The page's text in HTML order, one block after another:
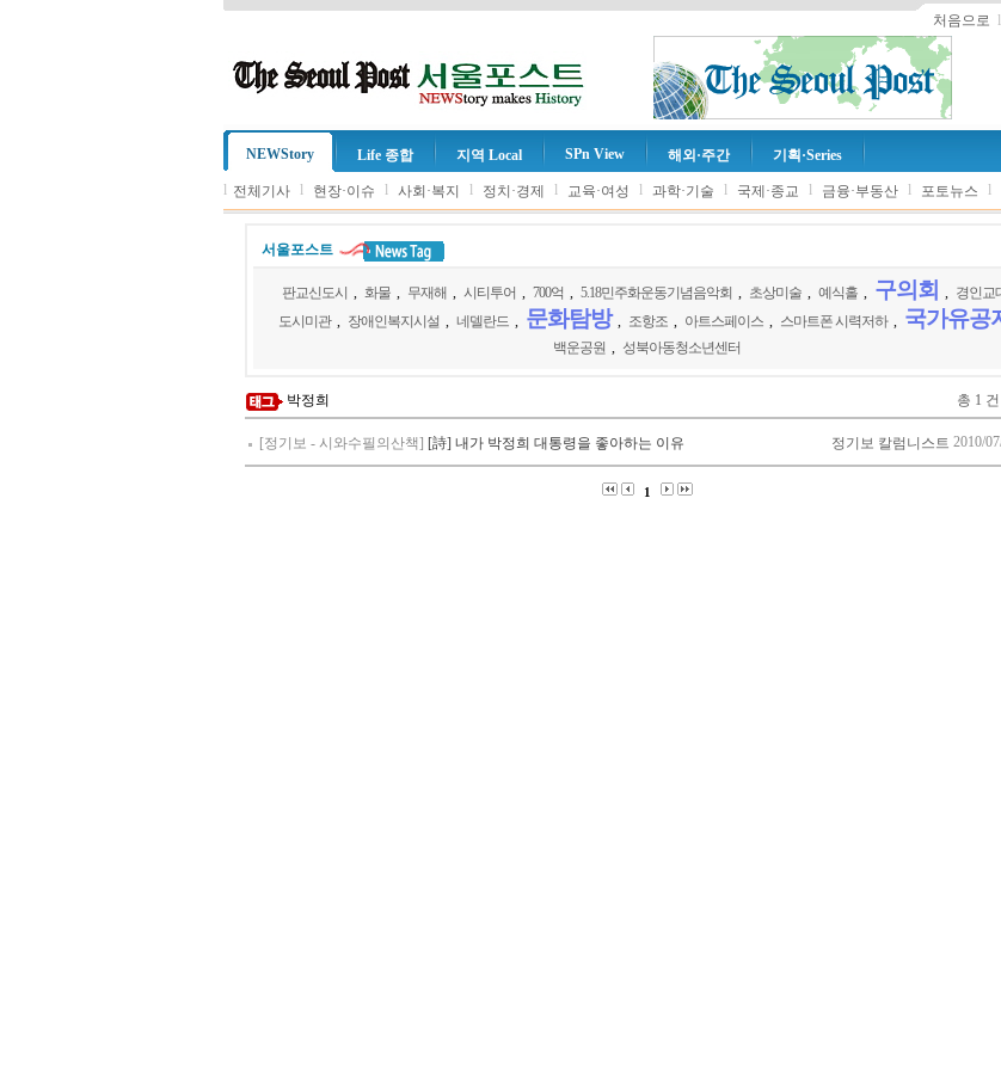
처음으로 l
NEWStory Life 종합 지역 Local SPn View 해외·주간 기획·Series
l 전체기사 l 현장·이슈 l 사회·복지 l 정치·경제 l 교육·여성 l 과학·기술 l 국제·종교 l 금융·부동산 l 포토뉴스 l
서울포스트
판교신도시 화물 무재해 시티투어 700억 5.18민주화운동기념음악회 초상미술 예식홀 구의회 경인교
도시미관
장애인복지시설 네델란드 문화탐방 조항조 아트스페이스 스마트폰 시력저하 국가유공
백운공원
성북아동청소년센터
박정희 총 1
[정기보 - 시와수필의산책] [詩] 내가 박정희 대통령을 좋아하는 이유 정기보 칼럼니스트 2010/
1